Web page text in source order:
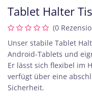
Tablet Halter
(0
Unser stabile Tablet
Android-Tablets und
Er lässt sich flexibel im
verfügt über eine
Sicherheit.